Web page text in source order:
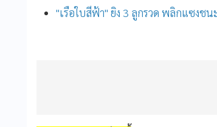
"เรือใบสีฟ้า" ยิง 3 ลูกรวด พลิกแซงช